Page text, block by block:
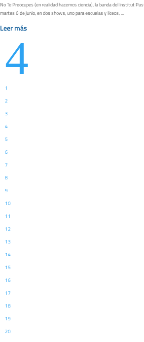
No Te Preocupes (en realidad hacemos ciencia), la banda del Institut
martes 6 de junio, en dos shows, uno para escuelas y liceos, ...
Leer más
4
1
2
3
4
5
6
7
8
9
10
11
12
13
14
15
16
17
18
19
20